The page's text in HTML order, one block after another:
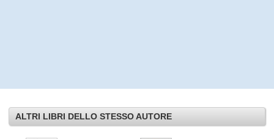
ALTRI LIBRI DELLO STESSO AUTORE